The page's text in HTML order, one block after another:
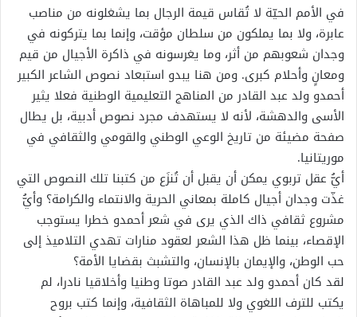
في الأمم الحيّة لا تُقاس قيمة الرجال بما يشغلونه من مناصب
عابرة، ولا بما يملكون من سلطان مؤقت، وإنما بما يتركونه في
وجدان شعوبهم من أثر، وما يغرسونه في ذاكرة الأجيال من قيم
ومعانٍ وأحلام كبرى. ومن هنا يبدو استبعاد نصوص الشاعر الكبير
أحمدو ولد عبد القادر من المناهج التعليمية الوطنية فعلا يثير
الأسى والدهشة، لأنه لا يستهدف مجرد نصوص أدبية، بل يطال
صفحة مضيئة من تاريخ الوعي الوطني والقومي والثقافي في
موريتانيا.
أيُّ عقل تربوي يمكن أن يقبل أن تُنزَع من كتبنا تلك النصوص التي
غذّت وجدان أجيال كاملة بمعاني الحرية والانتماء والكرامة؟ وأيُّ
مشروع ثقافي ذاك الذي يرى في شعر أحمدو خطرا يستوجب
الإقصاء، بينما ظل هذا الشعر لعقود منارات تهدي التلاميذ إلى
حب الوطن، والإيمان بالإنسان، والتشبث بقضايا الأمة؟
لقد كان أحمدو ولد عبد القادر صوتا وطنيا وأخلاقيا نادرا، لم
يكتب للترف اللغوي ولا للمباهاة الثقافية، وإنما كتب بروح